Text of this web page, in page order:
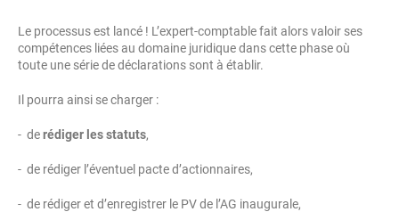
Le processus est lancé ! L’expert-comptable fait alors valoir ses
compétences liées au domaine juridique dans cette phase où
toute une série de déclarations sont à établir.
Il pourra ainsi se charger :
- derédiger les statuts,
- de rédiger l’éventuel pacte d’actionnaires,
- de rédiger et d’enregistrer le PV de l’AG inaugurale,